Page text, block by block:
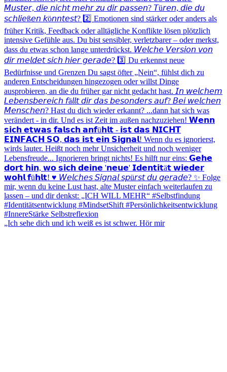
„Ich sehe dich und ich weiß es ist schwer. Hör mir